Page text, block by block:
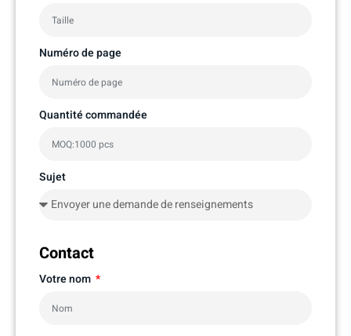
Numéro de page
Quantité commandée
Sujet
Contact
Votre nom